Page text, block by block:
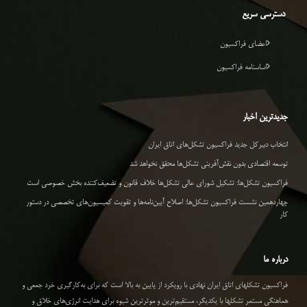
دسترسی سریع
اعضای فراکسیون
اساسنامه فراکسیون
جدیدترین اخبار
انتخاب دبیرکل جدید فراکسیون تشکل‌های اتاق ایران
توسعه اقتصادی بدون نقش‌آفرینی تشکل‌ها محقق نخواهد شد
فراکسیون تشکل‌ها: تشکیل شورای عالی تشکل‌ها خلاف قانون و تضعیف‌کننده بخش خصوصی است
چهاردهمین نشست فراکسیون تشکل‌ها: اصلاح آیین‌نامه‌ها و تقویت کمیسیون‌های تخصصی در دستور
کار
درباره ما
فراکسیون تشکلهای اتاق ایران نهادی با رویکرد از پایین به بالا است که برای به‌کارگیری خرد جمعی و
هماهنگی مستمر تشکلها با یکدیگر، مستقیم‌ترین و موثرترین شیوه برای هدایت انرژی‌های خلاق و